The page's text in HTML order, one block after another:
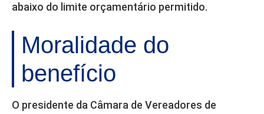
abaixo do limite orçamentário permitido.
Moralidade do
benefício
O presidente da Câmara de Vereadores de